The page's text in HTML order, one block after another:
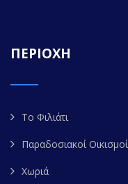
ΠΕΡΙΟΧΗ
Το Φιλιάτι
Παραδοσιακοί Οικισμοί
Χωριά